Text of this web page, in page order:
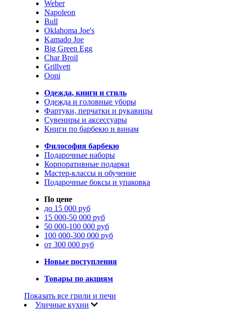
Weber
Napoleon
Bull
Oklahoma Joe's
Kamado Joe
Big Green Egg
Char Broil
Grillvett
Ooni
Одежда, книги и стиль
Одежда и головные уборы
Фартуки, перчатки и рукавицы
Сувениры и аксессуары
Книги по барбекю и винам
Философия барбекю
Подарочные наборы
Корпоративные подарки
Мастер-классы и обучение
Подарочные боксы и упаковка
По цене
до 15 000 руб
15 000-50 000 руб
50 000-100 000 руб
100 000-300 000 руб
от 300 000 руб
Новые поступления
Товары по акциям
Показать все грили и печи
Уличные кухни